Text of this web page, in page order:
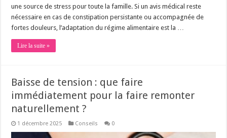
une source de stress pour toute la famille. Si un avis médical reste
nécessaire en cas de constipation persistante ou accompagnée de
fortes douleurs, l’adaptation du régime alimentaire est la …
Lire la suite »
Baisse de tension : que faire
immédiatement pour la faire remonter
naturellement ?
1 décembre 2025 Conseils 0